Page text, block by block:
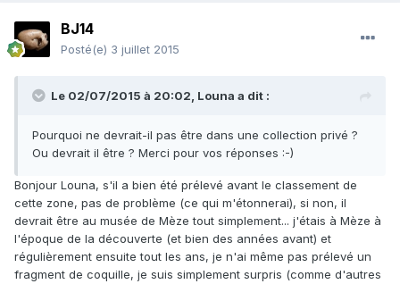
BJ14
Posté(e) 3 juillet 2015
Le 02/07/2015 à 20:02, Louna a dit :
Pourquoi ne devrait-il pas être dans une collection privé ?
Ou devrait il être ? Merci pour vos réponses :-)
Bonjour Louna, s'il a bien été prélevé avant le classement de
cette zone, pas de problème (ce qui m'étonnerai), si non, il
devrait être au musée de Mèze tout simplement... j'étais à Mèze à
l'époque de la découverte (et bien des années avant) et
régulièrement ensuite tout les ans, je n'ai même pas prélevé un
fragment de coquille, je suis simplement surpris (comme d'autres